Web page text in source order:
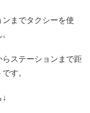
までタクシーを使
ステーションまで距
す。